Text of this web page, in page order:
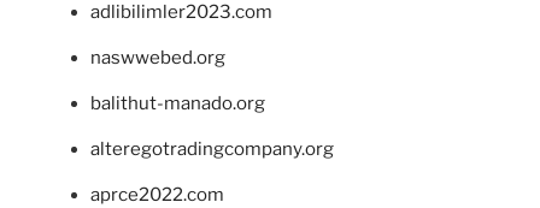
adlibilimler2023.com
naswwebed.org
balithut-manado.org
alteregotradingcompany.org
aprce2022.com